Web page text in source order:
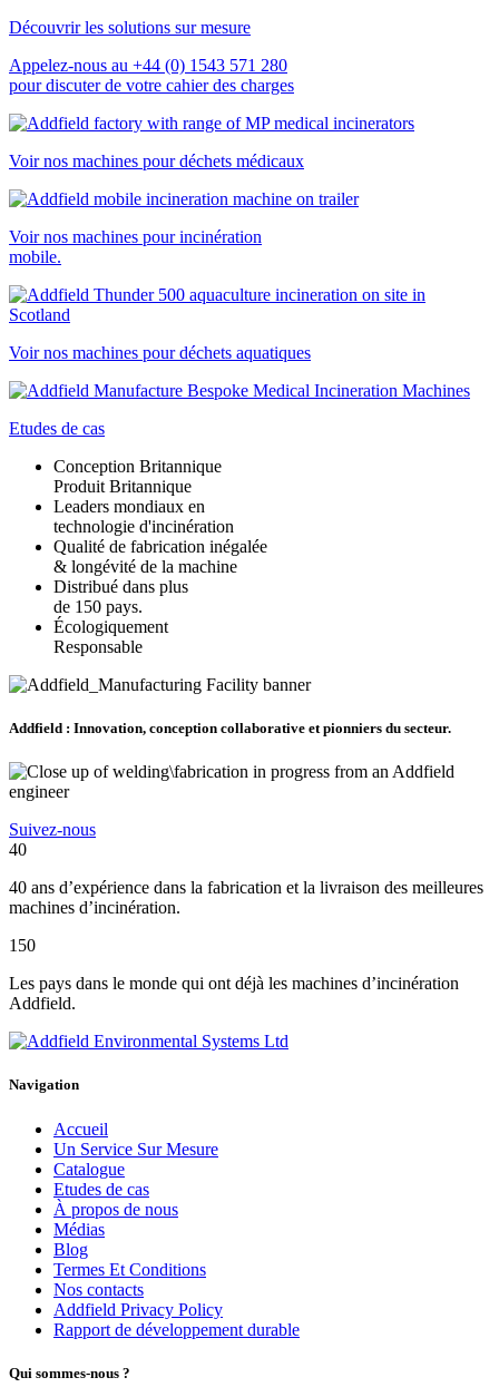
Découvrir les solutions sur mesure
Appelez-nous au +44 (0) 1543 571 280
pour discuter de votre cahier des charges
Voir nos machines pour déchets médicaux
Voir nos machines pour incinération
mobile.
Voir nos machines pour déchets aquatiques
Etudes de cas
Conception Britannique
Produit Britannique
Leaders mondiaux en
technologie d'incinération
Qualité de fabrication inégalée
& longévité de la machine
Distribué dans plus
de 150 pays.
Écologiquement
Responsable
Addfield : Innovation, conception collaborative et pionniers du secteur.
Suivez-nous
40
40 ans d’expérience dans la fabrication et la livraison des meilleures
machines d’incinération.
150
Les pays dans le monde qui ont déjà les machines d’incinération
Addfield.
Navigation
Accueil
Un Service Sur Mesure
Catalogue
Etudes de cas
À propos de nous
Médias
Blog
Termes Et Conditions
Nos contacts
Addfield Privacy Policy
Rapport de développement durable
Qui sommes-nous ?